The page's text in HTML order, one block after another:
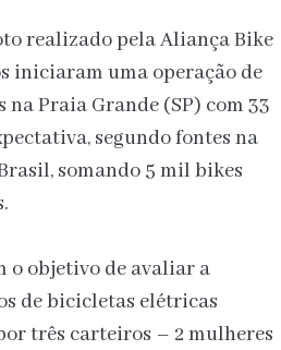
realizado pela Aliança Bike
iniciaram uma operação de
na Praia Grande (SP) com 33
segundo fontes na
somando 5 mil bikes
o objetivo de avaliar a
de bicicletas elétricas
três carteiros – 2 mulheres